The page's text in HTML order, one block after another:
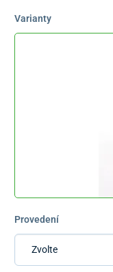
Varianty
Provedení